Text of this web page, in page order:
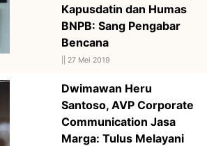
Kapusdatin dan Humas
BNPB: Sang Pengabar
Bencana
27 Mei 2019
Dwimawan Heru
Santoso, AVP Corporate
Communication Jasa
Marga: Tulus Melayani